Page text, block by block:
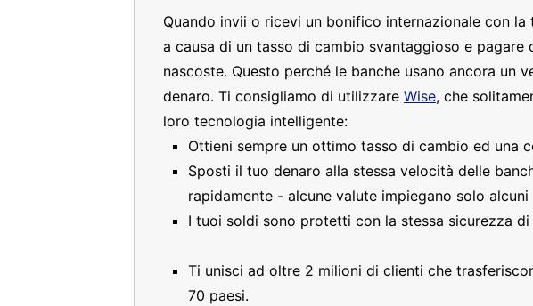
Quando invii o ricevi un bonifico internazionale con
a causa di un tasso di cambio svantaggioso e pagare
nascoste. Questo perché le banche usano ancora un
denaro. Ti consigliamo di utilizzare Wise, che
loro tecnologia intelligente:
Ottieni sempre un ottimo tasso di cambio ed una
Sposti il tuo denaro alla stessa velocità delle
rapidamente - alcune valute impiegano solo alcuni
I tuoi soldi sono protetti con la stessa sicurezza di
Ti unisci ad oltre 2 milioni di clienti che
70 paesi.